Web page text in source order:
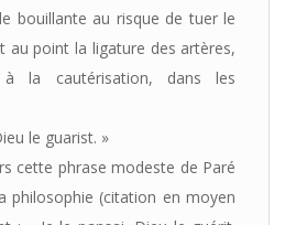
bouillante au risque de tuer le
au point la ligature des artères,
à la cautérisation, dans les
le guarist. »
cette phrase modeste de Paré
philosophie (citation en moyen